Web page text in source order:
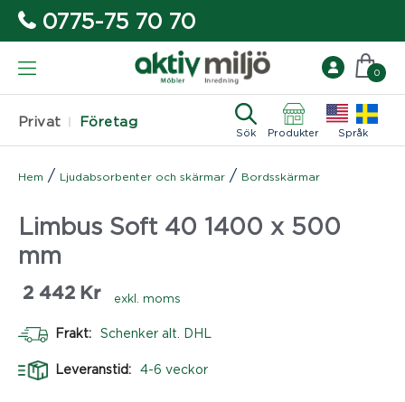
0775-75 70 70
Privat Företag
Sök Produkter Språk
0
Hem / Ljudabsorbenter och skärmar / Bordsskärmar
Limbus Soft 40 1400 x 500
mm
2 442 Kr exkl. moms
Frakt: Schenker alt. DHL
Leveranstid: 4-6 veckor